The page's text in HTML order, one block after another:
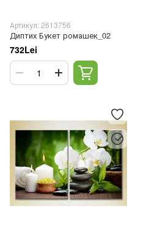
Артикул: 2613756
Диптих Букет ромашек_02
732Lei